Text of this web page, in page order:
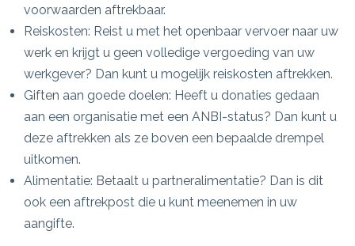
voorwaarden aftrekbaar.
Reiskosten: Reist u met het openbaar vervoer naar uw
werk en krijgt u geen volledige vergoeding van uw
werkgever? Dan kunt u mogelijk reiskosten aftrekken.
Giften aan goede doelen: Heeft u donaties gedaan
aan een organisatie met een ANBI-status? Dan kunt u
deze aftrekken als ze boven een bepaalde drempel
uitkomen.
Alimentatie: Betaalt u partneralimentatie? Dan is dit
ook een aftrekpost die u kunt meenemen in uw
aangifte.